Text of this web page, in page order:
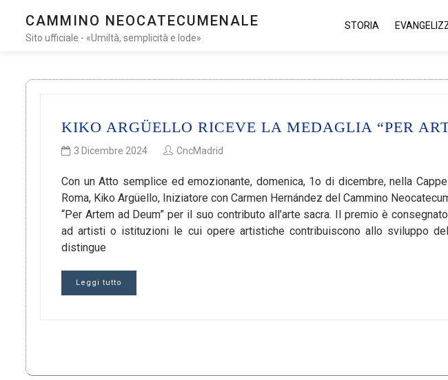
CAMMINO NEOCATECUMENALE
Sito ufficiale - «Umiltà, semplicità e lode»
STORIA
KIKO ARGÜELLO RICEVE LA MEDAGLIA “PER
3 Dicembre 2024 CncMadrid
Con un Atto semplice ed emozionante, domenica, 1o di dicembre, nella
Roma, Kiko Argüello, Iniziatore con Carmen Hernández del Cammino
“Per Artem ad Deum” per il suo contributo all’arte sacra. Il premio è
ad artisti o istituzioni le cui opere artistiche contribuiscono allo sviluppo
distingue
Leggi tutto